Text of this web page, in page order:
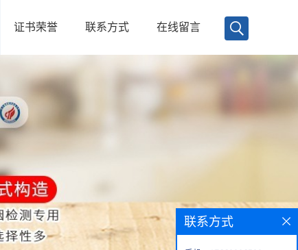
证书荣誉 联系方式 在线留言
联系方式